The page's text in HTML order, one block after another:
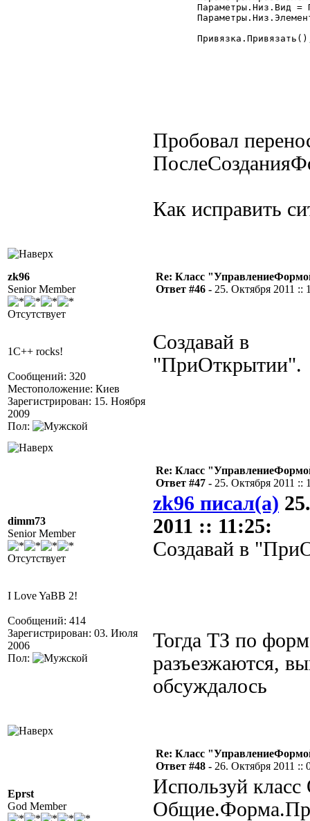
Пробовал
Как исправить
zk96
Senior Member
Отсутствует
1C++ rocks!
Сообщений: 320
Местоположение: Киев
Зарегистрирован: 15. Ноября
2009
Пол:
Re: Класс
Ответ #46 - 25. Октября 2011 ::
Создавай в
"ПриОткрытии".
dimm73
Senior Member
Отсутствует
I Love YaBB 2!
Сообщений: 414
Зарегистрирован: 03. Июля
2006
Пол:
Re: Класс
Ответ #47 - 25. Октября 2011 ::
zk96 писал(а)
2011 :: 11:25:
Создавай в
Тогда ТЗ по
разъезжаются,
обсуждалось
Eprst
God Member
Re: Класс
Ответ #48 - 26. Октября 2011 ::
Используй